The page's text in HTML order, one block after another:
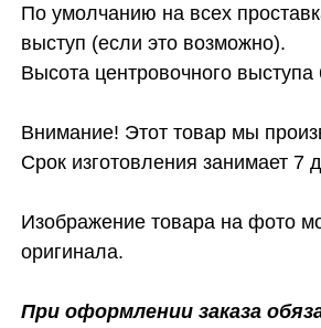
По умолчанию на всех
выступ (если это возможно).
Высота центровочного
Внимание! Этот товар мы
Срок изготовления занимает 7
Изображение товара на фото
оригинала.
При оформлении заказа